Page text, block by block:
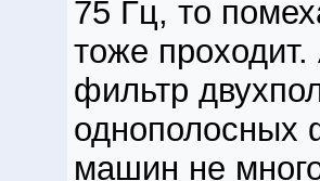
75 Гц, то
тоже
фильтр
однополосных
машин не